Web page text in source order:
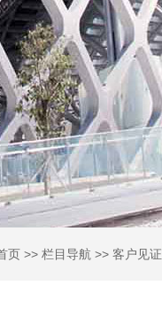
页 >> 栏目导航 >> 客户见证